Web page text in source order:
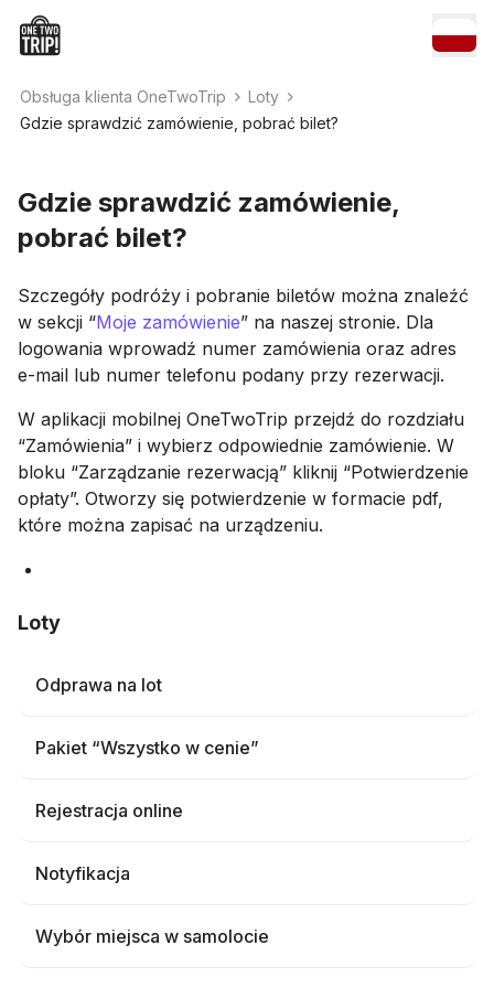
Obsługa klienta OneTwoTrip
Loty
Gdzie sprawdzić zamówienie, pobrać bilet?
Gdzie sprawdzić zamówienie,
pobrać bilet?
Szczegóły podróży i pobranie biletów można znaleźć
w sekcji “Moje zamówienie” na naszej stronie. Dla
logowania wprowadź numer zamówienia oraz adres
e-mail lub numer telefonu podany przy rezerwacji.
W aplikacji mobilnej OneTwoTrip przejdź do rozdziału
“Zamówienia” i wybierz odpowiednie zamówienie. W
bloku “Zarządzanie rezerwacją” kliknij “Potwierdzenie
opłaty”. Otworzy się potwierdzenie w formacie pdf,
które można zapisać na urządzeniu.
Loty
Odprawa na lot
Pakiet “Wszystko w cenie”
Rejestracja online
Notyfikacja
Wybór miejsca w samolocie